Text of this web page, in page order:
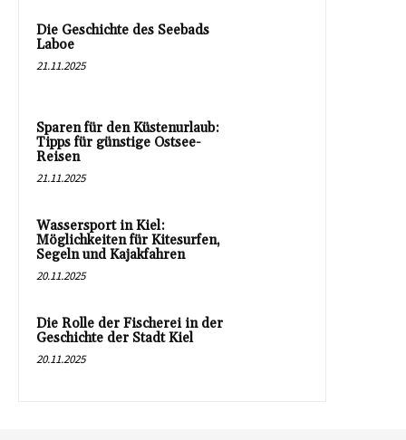
Die Geschichte des Seebads
Laboe
21.11.2025
Sparen für den Küstenurlaub:
Tipps für günstige Ostsee-
Reisen
21.11.2025
Wassersport in Kiel:
Möglichkeiten für Kitesurfen,
Segeln und Kajakfahren
20.11.2025
Die Rolle der Fischerei in der
Geschichte der Stadt Kiel
20.11.2025